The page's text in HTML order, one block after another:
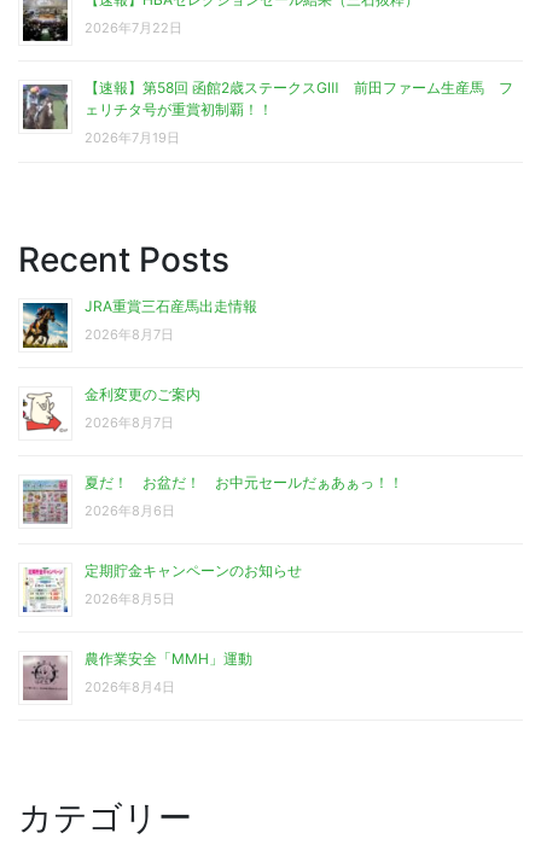
2026年7月22日
【速報】第58回 函館2歳ステークスGⅢ 前田ファーム生産馬 フ
ェリチタ号が重賞初制覇！！
2026年7月19日
Recent Posts
JRA重賞三石産馬出走情報
2026年8月7日
金利変更のご案内
2026年8月7日
夏だ！ お盆だ！ お中元セールだぁあぁっ！！
2026年8月6日
定期貯金キャンペーンのお知らせ
2026年8月5日
農作業安全「MMH」運動
2026年8月4日
カテゴリー